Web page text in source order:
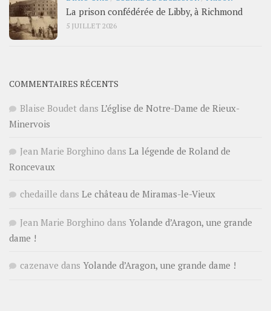
La prison confédérée de Libby, à Richmond
5 JUILLET 2026
COMMENTAIRES RÉCENTS
Blaise Boudet dans L’église de Notre-Dame de Rieux-
Minervois
Jean Marie Borghino dans La légende de Roland de
Roncevaux
chedaille dans Le château de Miramas-le-Vieux
Jean Marie Borghino dans Yolande d’Aragon, une grande
dame !
cazenave dans Yolande d’Aragon, une grande dame !